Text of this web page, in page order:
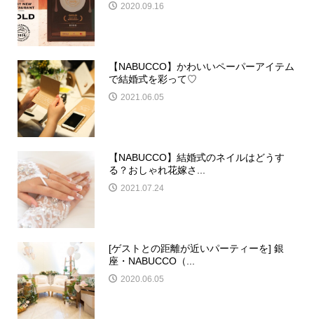
2020.09.16
【NABUCCO】かわいいペーパーアイテム
で結婚式を彩って♡
2021.06.05
【NABUCCO】結婚式のネイルはどうす
る？おしゃれ花嫁さ...
2021.07.24
[ゲストとの距離が近いパーティーを] 銀
座・NABUCCO（...
2020.06.05